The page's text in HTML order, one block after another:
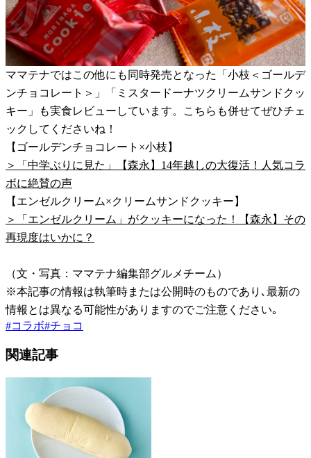
ママテナではこの他にも同時発売となった「小枝＜ゴールデ
ンチョコレート＞」「ミスタードーナツクリームサンドクッ
キー」も実食レビューしています。こちらも併せてぜひチェ
ックしてくださいね！
【ゴールデンチョコレート×小枝】
＞「中学ぶりに見た」【森永】14年越しの大復活！人気コラ
ボに絶賛の声
【エンゼルクリーム×クリームサンドクッキー】
＞「エンゼルクリーム」がクッキーになった！【森永】その
再現度はいかに？
（文・写真：ママテナ編集部グルメチーム）
※本記事の情報は執筆時または公開時のものであり､最新の
情報とは異なる可能性がありますのでご注意ください｡
#コラボ#チョコ
関連記事